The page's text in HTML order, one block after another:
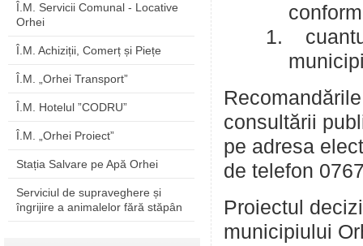
Î.M. Servicii Comunal - Locative
Orhei
Î.M. Achiziții, Comerț și Piețe
Î.M. „Orhei Transport”
Î.M. Hotelul ”CODRU”
Î.M. „Orhei Proiect”
Stația Salvare pe Apă Orhei
Serviciul de supraveghere și
îngrijire a animalelor fără stăpân
consultării
pe adresa
de telefon
Proiectul
municipiului